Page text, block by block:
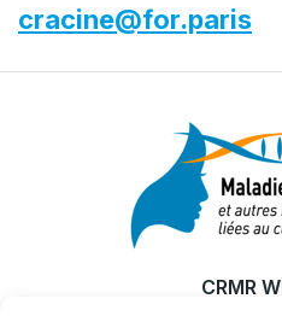
cracine@for.paris
CRMR